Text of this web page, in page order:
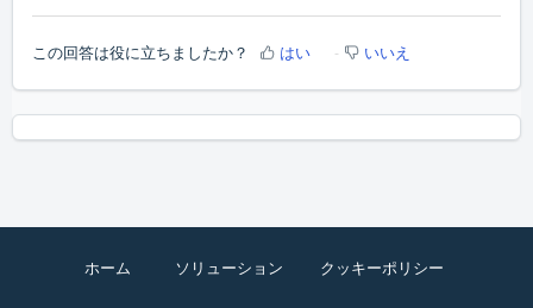
この回答は役に立ちましたか？ はい いいえ
ホーム ソリューション クッキーポリシー